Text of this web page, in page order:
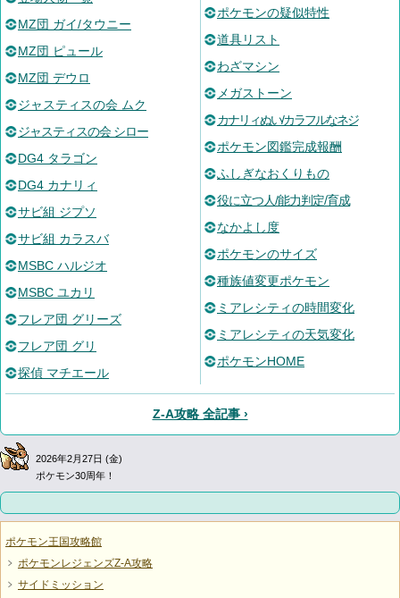
MZ団 ガイ/タウニー
MZ団 ピュール
MZ団 デウロ
ジャスティスの会 ムク
ジャスティスの会 シロー
DG4 タラゴン
DG4 カナリィ
サビ組 ジプソ
サビ組 カラスバ
MSBC ハルジオ
MSBC ユカリ
フレア団 グリーズ
フレア団 グリ
探偵 マチエール
ポケモンの疑似特性
道具リスト
わざマシン
メガストーン
カナリィぬい/カラフルなネジ
ポケモン図鑑完成報酬
ふしぎなおくりもの
役に立つ人/能力判定/育成
なかよし度
ポケモンのサイズ
種族値変更ポケモン
ミアレシティの時間変化
ミアレシティの天気変化
ポケモンHOME
Z-A攻略 全記事 ›
2026年2月27日 (金)
ポケモン30周年！
ポケモン王国攻略館
ポケモンレジェンズZ-A攻略
サイドミッション